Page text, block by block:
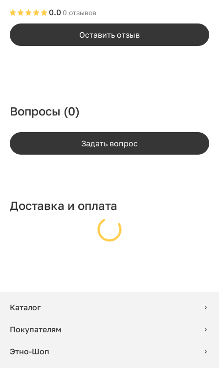
0 отзывов
0.0
Оставить отзыв
Вопросы (0)
Задать вопрос
Доставка и оплата
Каталог
Покупателям
Этно-Шоп